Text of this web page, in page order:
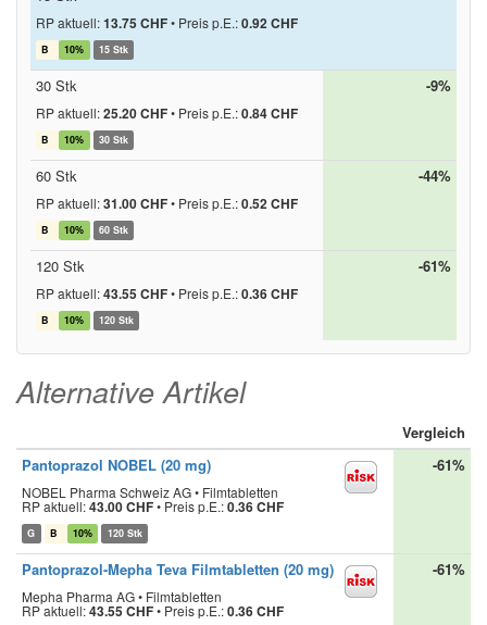
RP aktuell:13.75 CHF• Preis p.E.:0.92 CHF
B 10% 15 Stk
30 Stk
RP aktuell:25.20 CHF• Preis p.E.:0.84 CHF
B 10% 30 Stk
-9%
60 Stk
RP aktuell:31.00 CHF• Preis p.E.:0.52 CHF
B 10% 60 Stk
-44%
120 Stk
RP aktuell:43.55 CHF• Preis p.E.:0.36 CHF
B 10% 120 Stk
-61%
Alternative Artikel
Vergleich
Pantoprazol NOBEL (20 mg)
NOBEL Pharma Schweiz AG • Filmtabletten
RP aktuell:43.00 CHF• Preis p.E.:0.36 CHF
G B 10% 120 Stk
-61%
Pantoprazol-Mepha Teva Filmtabletten (20 mg)
Mepha Pharma AG • Filmtabletten
RP aktuell:43.55 CHF• Preis p.E.:0.36 CHF
-61%